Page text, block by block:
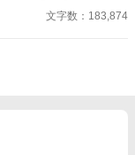
まれている。あまりの辛
た『奥様』であり、最愛
った。 しかし、最大の
人公が誰とも結ばれない
道を逃れられる。その
文字数：183,874